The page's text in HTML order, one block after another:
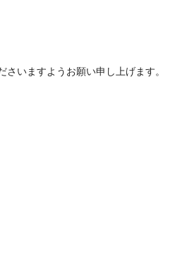
いますようお願い申し上げます。